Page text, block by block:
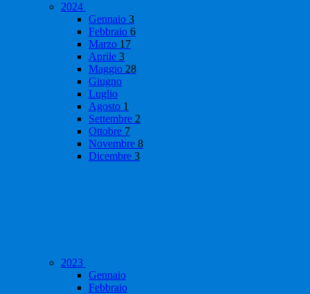
2024
Gennaio 3
Febbraio 6
Marzo 17
Aprile 3
Maggio 28
Giugno
Luglio
Agosto 1
Settembre 2
Ottobre 7
Novembre 8
Dicembre 3
2023
Gennaio
Febbraio